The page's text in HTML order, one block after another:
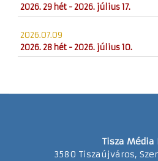
2026. 29 hét - 2026. július 17.
2026.07.09
2026. 28 hét - 2026. július 10.
Tisza Média
3580 Tiszaújváros,